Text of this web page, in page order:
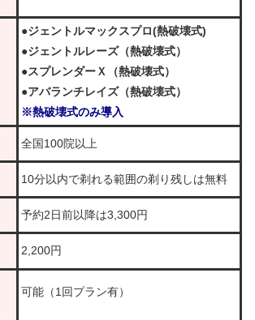
●ジェントルマックスプロ(熱破壊式)
●ジェントルレーズ（熱破壊式）
●スプレンダーＸ（熱破壊式）
●アバランチレイズ（熱破壊式）
※熱破壊式のみ導入
全国100院以上
10分以内で剃れる範囲の剃り残しは無料
予約2日前以降は3,300円
2,200円
可能（1回プラン有）